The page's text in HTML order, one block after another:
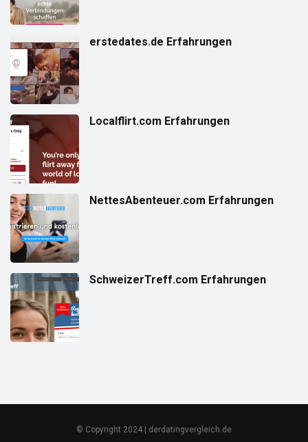
erstedates.de Erfahrungen
Localflirt.com Erfahrungen
NettesAbenteuer.com Erfahrungen
SchweizerTreff.com Erfahrungen
© Copyright 2024 | derdatingvergleich.de